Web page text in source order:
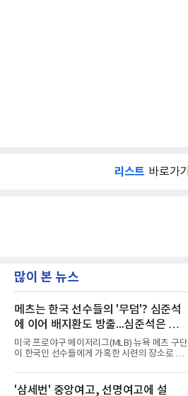
리스트 바로가기
많이 본 뉴스
메츠는 한국 선수들의 '무덤'? 심준석
에 이어 배지환도 방출...심준석은 이
미 귀국, 배지환은 미국 잔류할 듯
미국 프로야구 메이저리그(MLB) 뉴욕 메츠 구단
이 한국인 선수들에게 가혹한 시련의 장소로 전
대형 유망주로 기대를 모았던 투수 심준석에 이
어, 빅리그 경력을 지닌 내외야수 배지환까지 연
'삼세번' 중앙여고, 선명여고에 설